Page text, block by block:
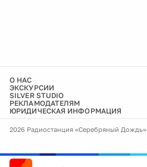
О НАС
ЭКСКУРСИИ
SILVER STUDIO
РЕКЛАМОДАТЕЛЯМ
ЮРИДИЧЕСКАЯ ИНФОРМАЦИЯ
2026 Радиостанция «Серебряный Дождь»